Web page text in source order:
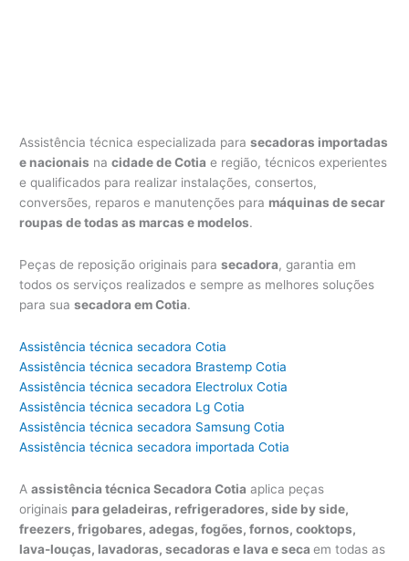
Assistência técnica especializada parasecadoras importadas
e nacionais nacidade de Cotia e região, técnicos experientes
e qualificados para realizar instalações, consertos,
conversões, reparos e manutenções para máquinas de secar
roupas de todas as marcas e modelos.
Peças de reposição originais parasecadora, garantia em
todos os serviços realizados e sempre as melhores soluções
para suasecadora em Cotia.
Assistência técnica secadora Cotia
Assistência técnica secadora Brastemp Cotia
Assistência técnica secadora Electrolux Cotia
Assistência técnica secadora Lg Cotia
Assistência técnica secadora Samsung Cotia
Assistência técnica secadora importada Cotia
Aassistência técnica Secadora Cotia aplica peças
originais para geladeiras, refrigeradores, side by side,
freezers, frigobares, adegas, fogões, fornos, cooktops,
lava-louças, lavadoras, secadoras e lava e secaem todas as